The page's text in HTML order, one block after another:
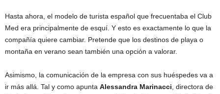
Hasta ahora, el modelo de turista español que frecuentaba el Club
Med era principalmente de esquí. Y esto es exactamente lo que la
compañía quiere cambiar. Pretende que los destinos de playa o
montaña en verano sean también una opción a valorar.
Asimismo, la comunicación de la empresa con sus huéspedes va a
ir más allá. Tal y como apunta Alessandra Marinacci , directora de